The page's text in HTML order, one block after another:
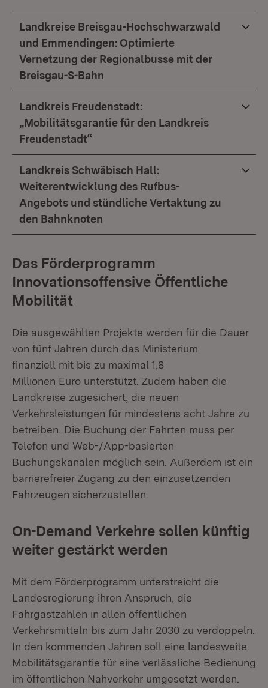
Landkreise Breisgau-Hochschwarzwald
und Emmendingen: Optimierte
Vernetzung der Regionalbusse mit der
Breisgau-S-Bahn
Landkreis Freudenstadt:
„Mobilitätsgarantie für den Landkreis
Freudenstadt“
Landkreis Schwäbisch Hall:
Weiterentwicklung des Rufbus-
Angebots und stündliche Vertaktung zu
den Bahnknoten
Das Förderprogramm
Innovationsoffensive Öffentliche
Mobilität
Die ausgewählten Projekte werden für die Dauer
von fünf Jahren durch das Ministerium
finanziell mit bis zu maximal 1,8
Millionen Euro unterstützt. Zudem haben die
Landkreise zugesichert, die neuen
Verkehrsleistungen für mindestens acht Jahre zu
betreiben. Die Buchung der Fahrten muss per
Telefon und Web-/App-basierten
Buchungskanälen möglich sein. Außerdem ist ein
barrierefreier Zugang zu den einzusetzenden
Fahrzeugen sicherzustellen.
On-Demand Verkehre sollen künftig
weiter gestärkt werden
Mit dem Förderprogramm unterstreicht die
Landesregierung ihren Anspruch, die
Fahrgastzahlen in allen öffentlichen
Verkehrsmitteln bis zum Jahr 2030 zu verdoppeln.
In den kommenden Jahren soll eine landesweite
Mobilitätsgarantie für eine verlässliche Bedienung
im öffentlichen Nahverkehr umgesetzt werden.